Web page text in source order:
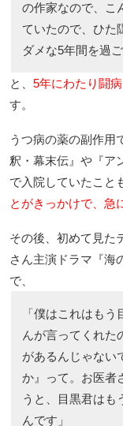
の作家なので、こ
ていたので、ひた
ダメな5年間を過
と、 5年にわたり闘
す。
うつ病の薬の副作用
釈・幕末伝』や『ア
で入院していたこと
とがきっかけで、急
その後、初めて見た
さん主演ドラマ『海
で、
「僕はこれはも
んが言ってくれた
があるんじゃない
か』って。お医者
うと、目黒君はも
んです」